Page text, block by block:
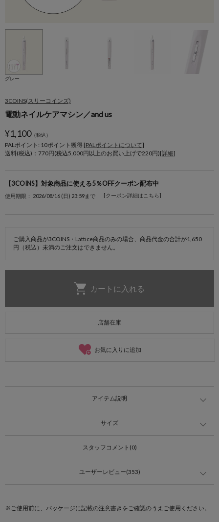
グレー
3COINS(スリーコインズ)
電動ネイルケアマシン／and us
¥1,100（税込）
PALポイント: 10ポイント獲得 [PALポイントについて]
送料(税込)：770円(税込5,000円以上のお買い上げで220円)[詳細]
【3COINS】対象商品に使える5％OFFクーポン配布中
使用期限： 2026/08/16 (日) 23:59まで [クーポン詳細はこちら]
ご購入商品が3COINS・Lattice商品のみの場合、商品代金の合計が1,650
円（税込）未満のご注文はできません。
店舗在庫
お気に入りに追加
アイテム説明
サイズ
スタッフコメント(0)
ユーザーレビュー(353)
※ご使用前に、パッケージに記載の注意書きをご確認のうえご使用ください。